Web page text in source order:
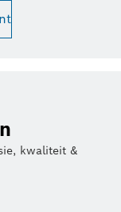
kwaliteit &